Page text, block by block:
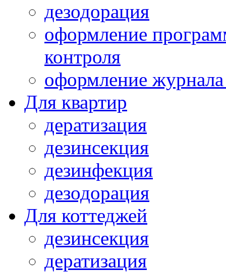
дезодорация
оформление
контроля
оформление журнала
Для квартир
дератизация
дезинсекция
дезинфекция
дезодорация
Для коттеджей
дезинсекция
дератизация